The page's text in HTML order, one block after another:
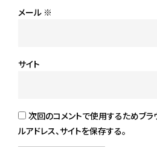
メール ※
サイト
次回のコメントで使用するためブ
ルアドレス、サイトを保存する。